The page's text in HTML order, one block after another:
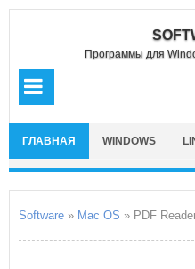
Программы для
ГЛАВНАЯ WINDOWS
Software » Mac OS » PDF